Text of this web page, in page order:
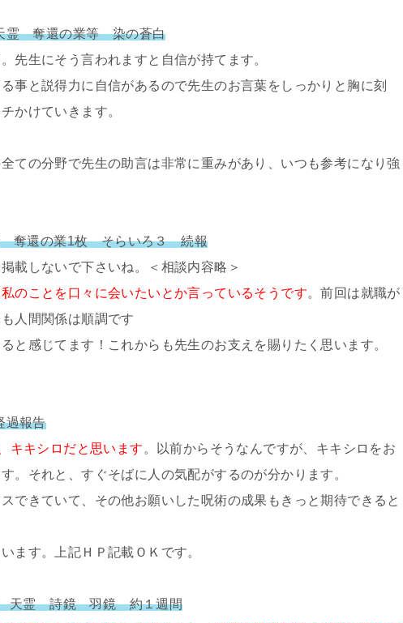
奪還の業等 染の蒼白
先生にそう言われますと自信が持てます。
事と説得力に自信があるので先生のお言葉をしっかりと胸に刻
かけていきます。
ての分野で先生の助言は非常に重みがあり、いつも参考になり強
還の業1枚 そらいろ３ 続報
載しないで下さいね。＜相談内容略＞
のことを口々に会いたいとか言っているそうです。前回は就職が
人間関係は順調です
と感じてます！これからも先生のお支えを賜りたく思います。
報告
キキシロだと思います 。以前からそうなんですが、キキシロをお
。それと、すぐそばに人の気配がするのが分かります。
できていて、その他お願いした呪術の成果もきっと期待できると
ます。上記ＨＰ記載ＯＫです。
天霊 詩鏡 羽鏡 約１週間